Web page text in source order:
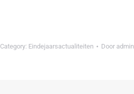
Category: Eindejaarsactualiteiten Door admin